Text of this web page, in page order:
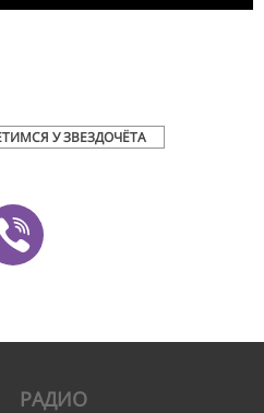
У ЗВЕЗДОЧЁТА
РАДИО